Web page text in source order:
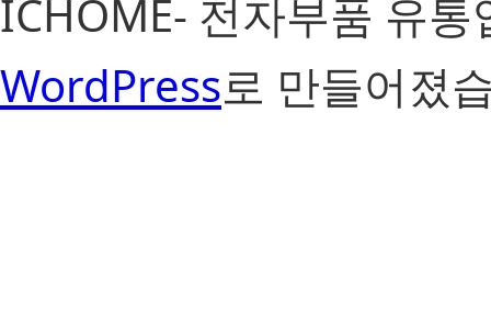
ICHOME- 전자부품 유
WordPress로 만들어졌